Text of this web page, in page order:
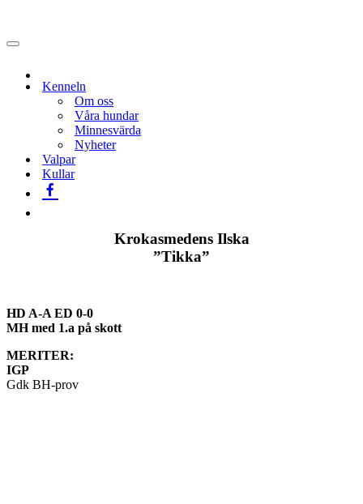
Navigeringsmeny
Kenneln
Om oss
Våra hundar
Minnesvärda
Nyheter
Valpar
Kullar
Krokasmedens Ilska
”Tikka”
HD A-A ED 0-0
MH med 1.a på skott
MERITER:
IGP
Gdk BH-prov